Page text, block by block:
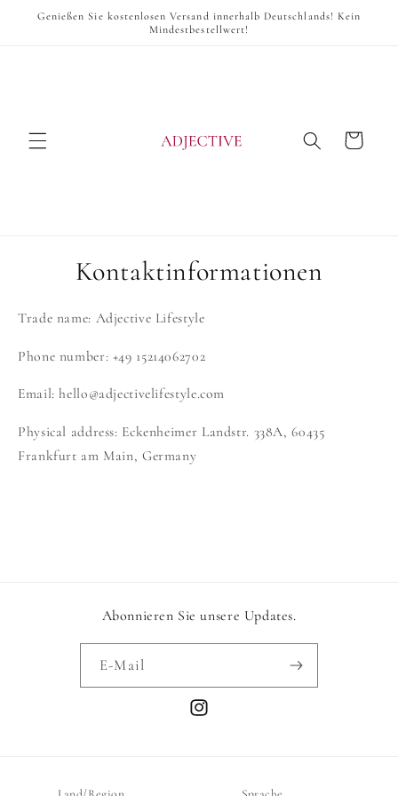
zum
Genießen Sie kostenlosen Versand innerhalb Deutschlands! Kein
Mindestbestellwert!
Warenkorb
Kontaktinformationen
Trade name: Adjective Lifestyle
Phone number: +49 15214062702
Email: hello@adjectivelifestyle.com
Physical address: Eckenheimer Landstr. 338A, 60435
Frankfurt am Main, Germany
Abonnieren Sie unsere Updates.
E-Mail
Instagram